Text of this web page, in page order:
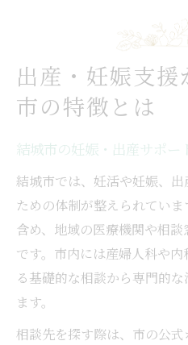
出産・妊娠支
市の特徴とは
結城市の妊娠・出産サポー
結城市では、妊活や妊娠、
ための体制が整えられてい
含め、地域の医療機関や相
です。市内には産婦人科や
る基礎的な相談から専門的
ます。
相談先を探す際は、市の公